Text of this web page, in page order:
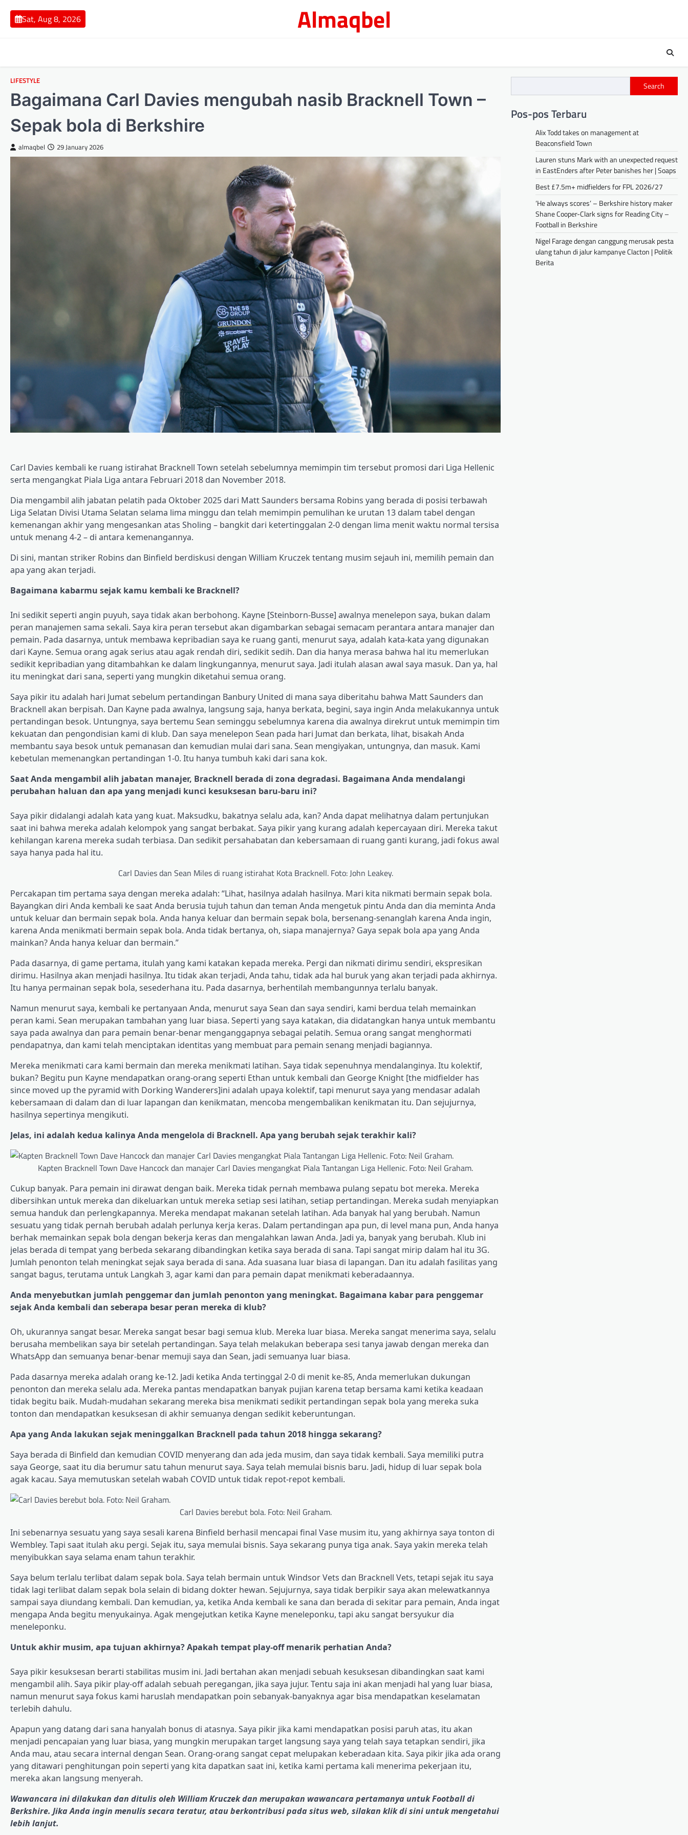
content
Sat, Aug 8, 2026 Almaqbel
LIFESTYLE
Bagaimana Carl Davies mengubah nasib Bracknell Town –
Sepak bola di Berkshire
almaqbel 29 January 2026
Carl Davies kembali ke ruang istirahat Bracknell Town setelah sebelumnya memimpin tim tersebut promosi dari Liga Hellenic
serta mengangkat Piala Liga antara Februari 2018 dan November 2018.
Dia mengambil alih jabatan pelatih pada Oktober 2025 dari Matt Saunders bersama Robins yang berada di posisi terbawah
Liga Selatan Divisi Utama Selatan selama lima minggu dan telah memimpin pemulihan ke urutan 13 dalam tabel dengan
kemenangan akhir yang mengesankan atas Sholing – bangkit dari ketertinggalan 2-0 dengan lima menit waktu normal tersisa
untuk menang 4-2 – di antara kemenangannya.
Di sini, mantan striker Robins dan Binfield berdiskusi dengan William Kruczek tentang musim sejauh ini, memilih pemain dan
apa yang akan terjadi.
Bagaimana kabarmu sejak kamu kembali ke Bracknell?
Ini sedikit seperti angin puyuh, saya tidak akan berbohong. Kayne [Steinborn-Busse] awalnya menelepon saya, bukan dalam
peran manajemen sama sekali. Saya kira peran tersebut akan digambarkan sebagai semacam perantara antara manajer dan
pemain. Pada dasarnya, untuk membawa kepribadian saya ke ruang ganti, menurut saya, adalah kata-kata yang digunakan
dari Kayne. Semua orang agak serius atau agak rendah diri, sedikit sedih. Dan dia hanya merasa bahwa hal itu memerlukan
sedikit kepribadian yang ditambahkan ke dalam lingkungannya, menurut saya. Jadi itulah alasan awal saya masuk. Dan ya, hal
itu meningkat dari sana, seperti yang mungkin diketahui semua orang.
Saya pikir itu adalah hari Jumat sebelum pertandingan Banbury United di mana saya diberitahu bahwa Matt Saunders dan
Bracknell akan berpisah. Dan Kayne pada awalnya, langsung saja, hanya berkata, begini, saya ingin Anda melakukannya untuk
pertandingan besok. Untungnya, saya bertemu Sean seminggu sebelumnya karena dia awalnya direkrut untuk memimpin tim
kekuatan dan pengondisian kami di klub. Dan saya menelepon Sean pada hari Jumat dan berkata, lihat, bisakah Anda
membantu saya besok untuk pemanasan dan kemudian mulai dari sana. Sean mengiyakan, untungnya, dan masuk. Kami
kebetulan memenangkan pertandingan 1-0. Itu hanya tumbuh kaki dari sana kok.
Saat Anda mengambil alih jabatan manajer, Bracknell berada di zona degradasi. Bagaimana Anda mendalangi
perubahan haluan dan apa yang menjadi kunci kesuksesan baru-baru ini?
Saya pikir didalangi adalah kata yang kuat. Maksudku, bakatnya selalu ada, kan? Anda dapat melihatnya dalam pertunjukan
saat ini bahwa mereka adalah kelompok yang sangat berbakat. Saya pikir yang kurang adalah kepercayaan diri. Mereka takut
kehilangan karena mereka sudah terbiasa. Dan sedikit persahabatan dan kebersamaan di ruang ganti kurang, jadi fokus awal
saya hanya pada hal itu.
Carl Davies dan Sean Miles di ruang istirahat Kota Bracknell. Foto: John Leakey.
Percakapan tim pertama saya dengan mereka adalah: “Lihat, hasilnya adalah hasilnya. Mari kita nikmati bermain sepak bola.
Bayangkan diri Anda kembali ke saat Anda berusia tujuh tahun dan teman Anda mengetuk pintu Anda dan dia meminta Anda
untuk keluar dan bermain sepak bola. Anda hanya keluar dan bermain sepak bola, bersenang-senanglah karena Anda ingin,
karena Anda menikmati bermain sepak bola. Anda tidak bertanya, oh, siapa manajernya? Gaya sepak bola apa yang Anda
mainkan? Anda hanya keluar dan bermain.”
Pada dasarnya, di game pertama, itulah yang kami katakan kepada mereka. Pergi dan nikmati dirimu sendiri, ekspresikan
dirimu. Hasilnya akan menjadi hasilnya. Itu tidak akan terjadi, Anda tahu, tidak ada hal buruk yang akan terjadi pada akhirnya.
Itu hanya permainan sepak bola, sesederhana itu. Pada dasarnya, berhentilah membangunnya terlalu banyak.
Namun menurut saya, kembali ke pertanyaan Anda, menurut saya Sean dan saya sendiri, kami berdua telah memainkan
peran kami. Sean merupakan tambahan yang luar biasa. Seperti yang saya katakan, dia didatangkan hanya untuk membantu
saya pada awalnya dan para pemain benar-benar menganggapnya sebagai pelatih. Semua orang sangat menghormati
pendapatnya, dan kami telah menciptakan identitas yang membuat para pemain senang menjadi bagiannya.
Mereka menikmati cara kami bermain dan mereka menikmati latihan. Saya tidak sepenuhnya mendalanginya. Itu kolektif,
bukan? Begitu pun Kayne mendapatkan orang-orang seperti Ethan untuk kembali dan George Knight [the midfielder has
since moved up the pyramid with Dorking Wanderers]ini adalah upaya kolektif, tapi menurut saya yang mendasar adalah
kebersamaan di dalam dan di luar lapangan dan kenikmatan, mencoba mengembalikan kenikmatan itu. Dan sejujurnya,
hasilnya sepertinya mengikuti.
Jelas, ini adalah kedua kalinya Anda mengelola di Bracknell. Apa yang berubah sejak terakhir kali?
Kapten Bracknell Town Dave Hancock dan manajer Carl Davies mengangkat Piala Tantangan Liga Hellenic. Foto: Neil Graham.
Cukup banyak. Para pemain ini dirawat dengan baik. Mereka tidak pernah membawa pulang sepatu bot mereka. Mereka
dibersihkan untuk mereka dan dikeluarkan untuk mereka setiap sesi latihan, setiap pertandingan. Mereka sudah menyiapkan
semua handuk dan perlengkapannya. Mereka mendapat makanan setelah latihan. Ada banyak hal yang berubah. Namun
sesuatu yang tidak pernah berubah adalah perlunya kerja keras. Dalam pertandingan apa pun, di level mana pun, Anda hanya
berhak memainkan sepak bola dengan bekerja keras dan mengalahkan lawan Anda. Jadi ya, banyak yang berubah. Klub ini
jelas berada di tempat yang berbeda sekarang dibandingkan ketika saya berada di sana. Tapi sangat mirip dalam hal itu 3G.
Jumlah penonton telah meningkat sejak saya berada di sana. Ada suasana luar biasa di lapangan. Dan itu adalah fasilitas yang
sangat bagus, terutama untuk Langkah 3, agar kami dan para pemain dapat menikmati keberadaannya.
Anda menyebutkan jumlah penggemar dan jumlah penonton yang meningkat. Bagaimana kabar para penggemar
sejak Anda kembali dan seberapa besar peran mereka di klub?
Oh, ukurannya sangat besar. Mereka sangat besar bagi semua klub. Mereka luar biasa. Mereka sangat menerima saya, selalu
berusaha membelikan saya bir setelah pertandingan. Saya telah melakukan beberapa sesi tanya jawab dengan mereka dan
WhatsApp dan semuanya benar-benar memuji saya dan Sean, jadi semuanya luar biasa.
Pada dasarnya mereka adalah orang ke-12. Jadi ketika Anda tertinggal 2-0 di menit ke-85, Anda memerlukan dukungan
penonton dan mereka selalu ada. Mereka pantas mendapatkan banyak pujian karena tetap bersama kami ketika keadaan
tidak begitu baik. Mudah-mudahan sekarang mereka bisa menikmati sedikit pertandingan sepak bola yang mereka suka
tonton dan mendapatkan kesuksesan di akhir semuanya dengan sedikit keberuntungan.
Apa yang Anda lakukan sejak meninggalkan Bracknell pada tahun 2018 hingga sekarang?
Saya berada di Binfield dan kemudian COVID menyerang dan ada jeda musim, dan saya tidak kembali. Saya memiliki putra
saya George, saat itu dia berumur satu tahun menurut saya. Saya telah memulai bisnis baru. Jadi, hidup di luar sepak bola
agak kacau. Saya memutuskan setelah wabah COVID untuk tidak repot-repot kembali.
Carl Davies berebut bola. Foto: Neil Graham.
Ini sebenarnya sesuatu yang saya sesali karena Binfield berhasil mencapai final Vase musim itu, yang akhirnya saya tonton di
Wembley. Tapi saat itulah aku pergi. Sejak itu, saya memulai bisnis. Saya sekarang punya tiga anak. Saya yakin mereka telah
menyibukkan saya selama enam tahun terakhir.
Saya belum terlalu terlibat dalam sepak bola. Saya telah bermain untuk Windsor Vets dan Bracknell Vets, tetapi sejak itu saya
tidak lagi terlibat dalam sepak bola selain di bidang dokter hewan. Sejujurnya, saya tidak berpikir saya akan melewatkannya
sampai saya diundang kembali. Dan kemudian, ya, ketika Anda kembali ke sana dan berada di sekitar para pemain, Anda ingat
mengapa Anda begitu menyukainya. Agak mengejutkan ketika Kayne meneleponku, tapi aku sangat bersyukur dia
meneleponku.
Untuk akhir musim, apa tujuan akhirnya? Apakah tempat play-off menarik perhatian Anda?
Saya pikir kesuksesan berarti stabilitas musim ini. Jadi bertahan akan menjadi sebuah kesuksesan dibandingkan saat kami
mengambil alih. Saya pikir play-off adalah sebuah peregangan, jika saya jujur. Tentu saja ini akan menjadi hal yang luar biasa,
namun menurut saya fokus kami haruslah mendapatkan poin sebanyak-banyaknya agar bisa mendapatkan keselamatan
terlebih dahulu.
Apapun yang datang dari sana hanyalah bonus di atasnya. Saya pikir jika kami mendapatkan posisi paruh atas, itu akan
menjadi pencapaian yang luar biasa, yang mungkin merupakan target langsung saya yang telah saya tetapkan sendiri, jika
Anda mau, atau secara internal dengan Sean. Orang-orang sangat cepat melupakan keberadaan kita. Saya pikir jika ada orang
yang ditawari penghitungan poin seperti yang kita dapatkan saat ini, ketika kami pertama kali menerima pekerjaan itu,
mereka akan langsung menyerah.
Wawancara ini dilakukan dan ditulis oleh William Kruczek dan merupakan wawancara pertamanya untuk Football di
Berkshire. Jika Anda ingin menulis secara teratur, atau berkontribusi pada situs web, silakan klik di sini untuk mengetahui
lebih lanjut.
Search
Pos-pos Terbaru
Alix Todd takes on management at
Beaconsfield Town
Lauren stuns Mark with an unexpected request
in EastEnders after Peter banishes her | Soaps
Best £7.5m+ midfielders for FPL 2026/27
‘He always scores’ – Berkshire history maker
Shane Cooper-Clark signs for Reading City –
Football in Berkshire
Nigel Farage dengan canggung merusak pesta
ulang tahun di jalur kampanye Clacton | Politik
Berita